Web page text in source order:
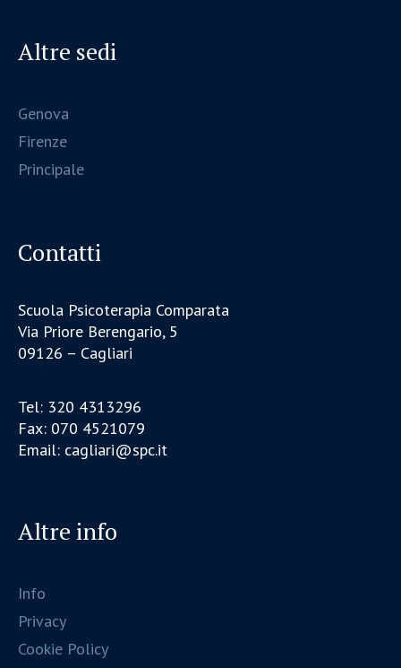
Altre sedi
Genova
Firenze
Principale
Contatti
Scuola Psicoterapia Comparata
Via Priore Berengario, 5
09126 – Cagliari
Tel: 320 4313296
Fax: 070 4521079
Email: cagliari@spc.it
Altre info
Info
Privacy
Cookie Policy